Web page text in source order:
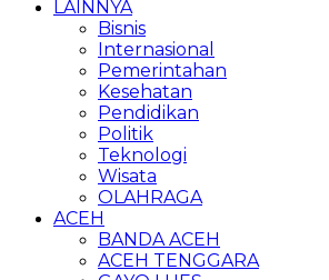
LAINNYA
Bisnis
Internasional
Pemerintahan
Kesehatan
Pendidikan
Politik
Teknologi
Wisata
OLAHRAGA
ACEH
BANDA ACEH
ACEH TENGGARA